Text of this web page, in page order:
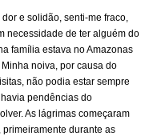
e solidão, senti-me fraco,
necessidade de ter alguém do
família estava no Amazonas
noiva, por causa do
não podia estar sempre
pendências do
As lágrimas começaram
primeiramente durante as